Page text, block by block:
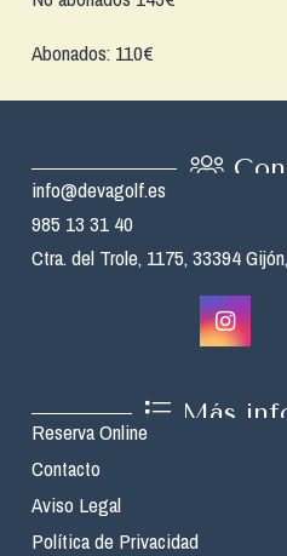
Abonados: 110€
info@devagolf.es
985 13 31 40
Ctra. del Trole, 1175, 33394
Más
Reserva Online
Contacto
Aviso Legal
Política de Privacidad